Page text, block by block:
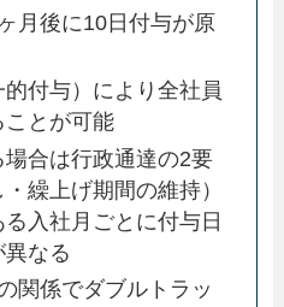
月後に10日付与が原
付与）により全社員
とが可能
合は行政通達の2要
繰上げ期間の維持）
入社月ごとに付与日
なる
関係でダブルトラッ